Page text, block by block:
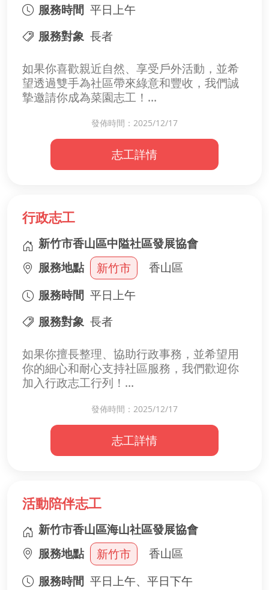
服務時間 平日上午
服務對象 長者
如果你喜歡親近自然、享受戶外活動，並希
望透過雙手為社區帶來綠意和豐收，我們誠
摯邀請你成為菜園志工！
• 協助採摘新鮮食材
• 維護菜園環境，保持整潔與美觀
• 共同打造安全、舒適的社區綠地
者們一起收穫笑容與滿滿成就感！
發佈時間：2025/12/17
志工詳情
行政志工
新竹市香山區中隘社區發展協會
服務地點
新竹市
香山區
服務時間 平日上午
服務對象 長者
如果你擅長整理、協助行政事務，並希望用
你的細心和耐心支持社區服務，我們歡迎你
加入行政志工行列！
• 協助社區日常行政工作
• 簡單資料整理與文書處理
• 協助活動前後的環境整理與準備
暢、溫暖！
發佈時間：2025/12/17
志工詳情
活動陪伴志工
新竹市香山區海山社區發展協會
服務地點
新竹市
香山區
服務時間 平日上午、平日下午